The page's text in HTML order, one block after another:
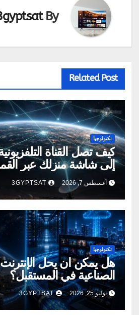
By
Related Post
تكنولوجيا
كيف تصل القناة
إلى شاشة منزلك عبر
أغسطس 7, 2026 3GYPTSAT
تكنولوجيا
هل يمكن أن يحل
الصناعية في المستقبل؟
يوليو 25, 2026 3GYPTSAT